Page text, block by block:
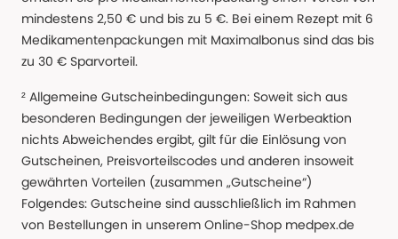
mindestens 2,50 € und bis zu 5 €. Bei einem Rezept mit 6
Medikamentenpackungen mit Maximalbonus sind das bis
zu 30 € Sparvorteil.
² Allgemeine Gutscheinbedingungen: Soweit sich aus
besonderen Bedingungen der jeweiligen Werbeaktion
nichts Abweichendes ergibt, gilt für die Einlösung von
Gutscheinen, Preisvorteilscodes und anderen insoweit
gewährten Vorteilen (zusammen „Gutscheine“)
Folgendes: Gutscheine sind ausschließlich im Rahmen
von Bestellungen in unserem Online-Shop medpex.de